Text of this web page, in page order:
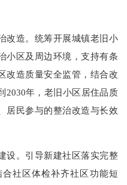
造。统筹开展城镇老旧小
小区及周边环境，支持有条
改造质量安全监管，结合改
2030年，老旧小区居住品质
居民参与的整治改造与长效
。引导新建社区落实完整
社区体检补齐社区功能短